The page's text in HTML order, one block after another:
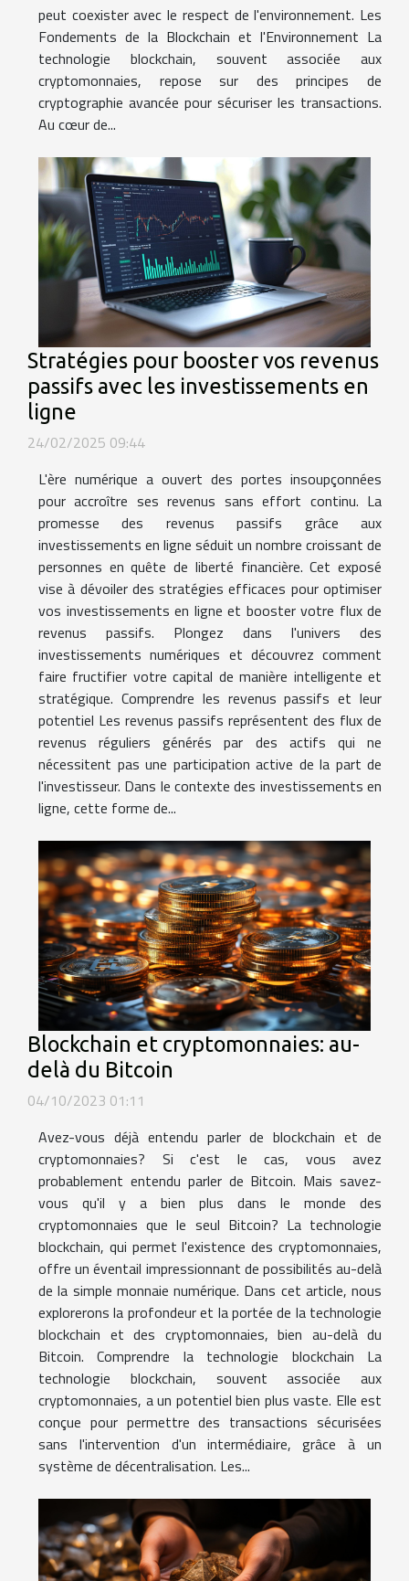
peut coexister avec le respect de l'environnement. Les
Fondements de la Blockchain et l'Environnement La
technologie blockchain, souvent associée aux
cryptomonnaies, repose sur des principes de
cryptographie avancée pour sécuriser les transactions.
Au cœur de...
Stratégies pour booster vos revenus
passifs avec les investissements en
ligne
24/02/2025 09:44
L'ère numérique a ouvert des portes insoupçonnées
pour accroître ses revenus sans effort continu. La
promesse des revenus passifs grâce aux
investissements en ligne séduit un nombre croissant de
personnes en quête de liberté financière. Cet exposé
vise à dévoiler des stratégies efficaces pour optimiser
vos investissements en ligne et booster votre flux de
revenus passifs. Plongez dans l'univers des
investissements numériques et découvrez comment
faire fructifier votre capital de manière intelligente et
stratégique. Comprendre les revenus passifs et leur
potentiel Les revenus passifs représentent des flux de
revenus réguliers générés par des actifs qui ne
nécessitent pas une participation active de la part de
l'investisseur. Dans le contexte des investissements en
ligne, cette forme de...
Blockchain et cryptomonnaies: au-
delà du Bitcoin
04/10/2023 01:11
Avez-vous déjà entendu parler de blockchain et de
cryptomonnaies? Si c'est le cas, vous avez
probablement entendu parler de Bitcoin. Mais savez-
vous qu'il y a bien plus dans le monde des
cryptomonnaies que le seul Bitcoin? La technologie
blockchain, qui permet l'existence des cryptomonnaies,
offre un éventail impressionnant de possibilités au-delà
de la simple monnaie numérique. Dans cet article, nous
explorerons la profondeur et la portée de la technologie
blockchain et des cryptomonnaies, bien au-delà du
Bitcoin. Comprendre la technologie blockchain La
technologie blockchain, souvent associée aux
cryptomonnaies, a un potentiel bien plus vaste. Elle est
conçue pour permettre des transactions sécurisées
sans l'intervention d'un intermédiaire, grâce à un
système de décentralisation. Les...